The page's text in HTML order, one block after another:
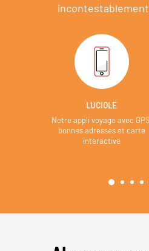
LUCIOLE
Notre appli voyage avec
bonnes adresses et carte
interactive